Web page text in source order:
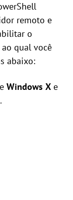
remoto e
o
qual você
abaixo:
Windows X e